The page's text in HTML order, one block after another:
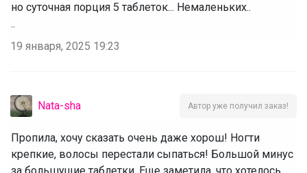
но суточная порция 5 таблеток... Немаленьких..
..
19 января, 2025 19:23
Nata-sha Автор уже получил заказ!
Пропила, хочу сказать очень даже хорош! Ногти
крепкие, волосы перестали сыпаться! Большой минус